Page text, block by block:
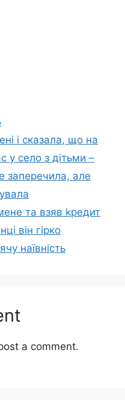
і сказала, що на
у село з дітьми –
заперечила, але
та взяв kредит
він гірко
наївність
a comment.